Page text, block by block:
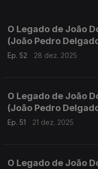
O Legado de João
(João Pedro
Ep. 52 28 dez. 2025
O Legado de João
(João Pedro
Ep. 51 21 dez. 2025
O Legado de João